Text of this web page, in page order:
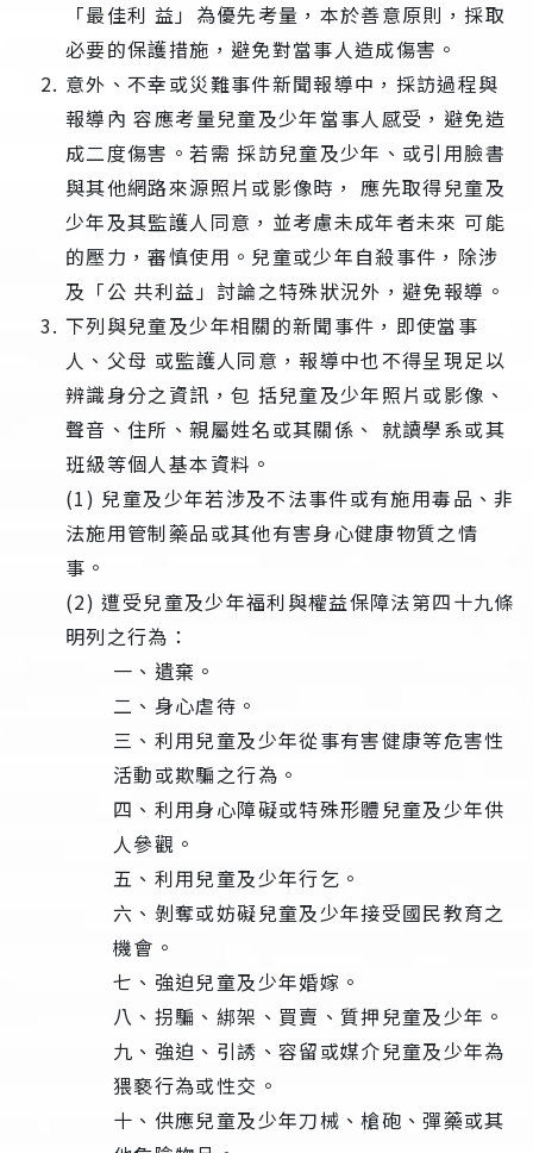
「最佳利 益」為優先考量，本於善意原則，採取
必要的保護措施，避免對當事人造成傷害。
意外、不幸或災難事件新聞報導中，採訪過程與
報導內 容應考量兒童及少年當事人感受，避免造
成二度傷害。若需 採訪兒童及少年、或引用臉書
與其他網路來源照片或影像時， 應先取得兒童及
少年及其監護人同意，並考慮未成年者未來 可能
的壓力，審慎使用。兒童或少年自殺事件，除涉
及「公 共利益」討論之特殊狀況外，避免報導。
下列與兒童及少年相關的新聞事件，即使當事
人、父母 或監護人同意，報導中也不得呈現足以
辨識身分之資訊，包 括兒童及少年照片或影像、
聲音、住所、親屬姓名或其關係、 就讀學系或其
班級等個人基本資料。
(1) 兒童及少年若涉及不法事件或有施用毒品、非
法施用管制藥品或其他有害身心健康物質之情
事。
(2) 遭受兒童及少年福利與權益保障法第四十九條
明列之行為：
一、遺棄。
二、身心虐待。
三、利用兒童及少年從事有害健康等危害性
活動或欺騙之行為。
四、利用身心障礙或特殊形體兒童及少年供
人參觀。
五、利用兒童及少年行乞。
六、剝奪或妨礙兒童及少年接受國民教育之
機會。
七、強迫兒童及少年婚嫁。
八、拐騙、綁架、買賣、質押兒童及少年。
九、強迫、引誘、容留或媒介兒童及少年為
猥褻行為或性交。
十、供應兒童及少年刀械、槍砲、彈藥或其